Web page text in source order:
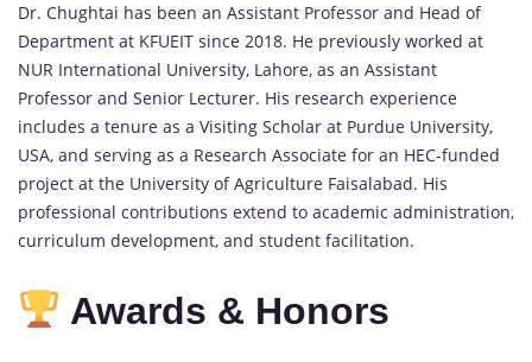
Dr. Chughtai has been an Assistant Professor and Head of
Department at KFUEIT since 2018. He previously worked at
NUR International University, Lahore, as an Assistant
Professor and Senior Lecturer. His research experience
includes a tenure as a Visiting Scholar at Purdue University,
USA, and serving as a Research Associate for an HEC-funded
project at the University of Agriculture Faisalabad. His
professional contributions extend to academic administration,
curriculum development, and student facilitation.
Awards & Honors